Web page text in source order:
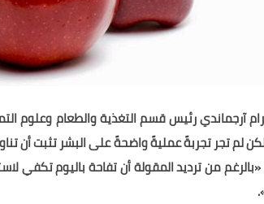
آرجماندي رئيس قسم التغذية والطعام وعلوم
لم تجر تجربةً عمليةً واضحةً على البشر تثبت أن
من ترديد المقولة أن تفاحة باليوم تكفي